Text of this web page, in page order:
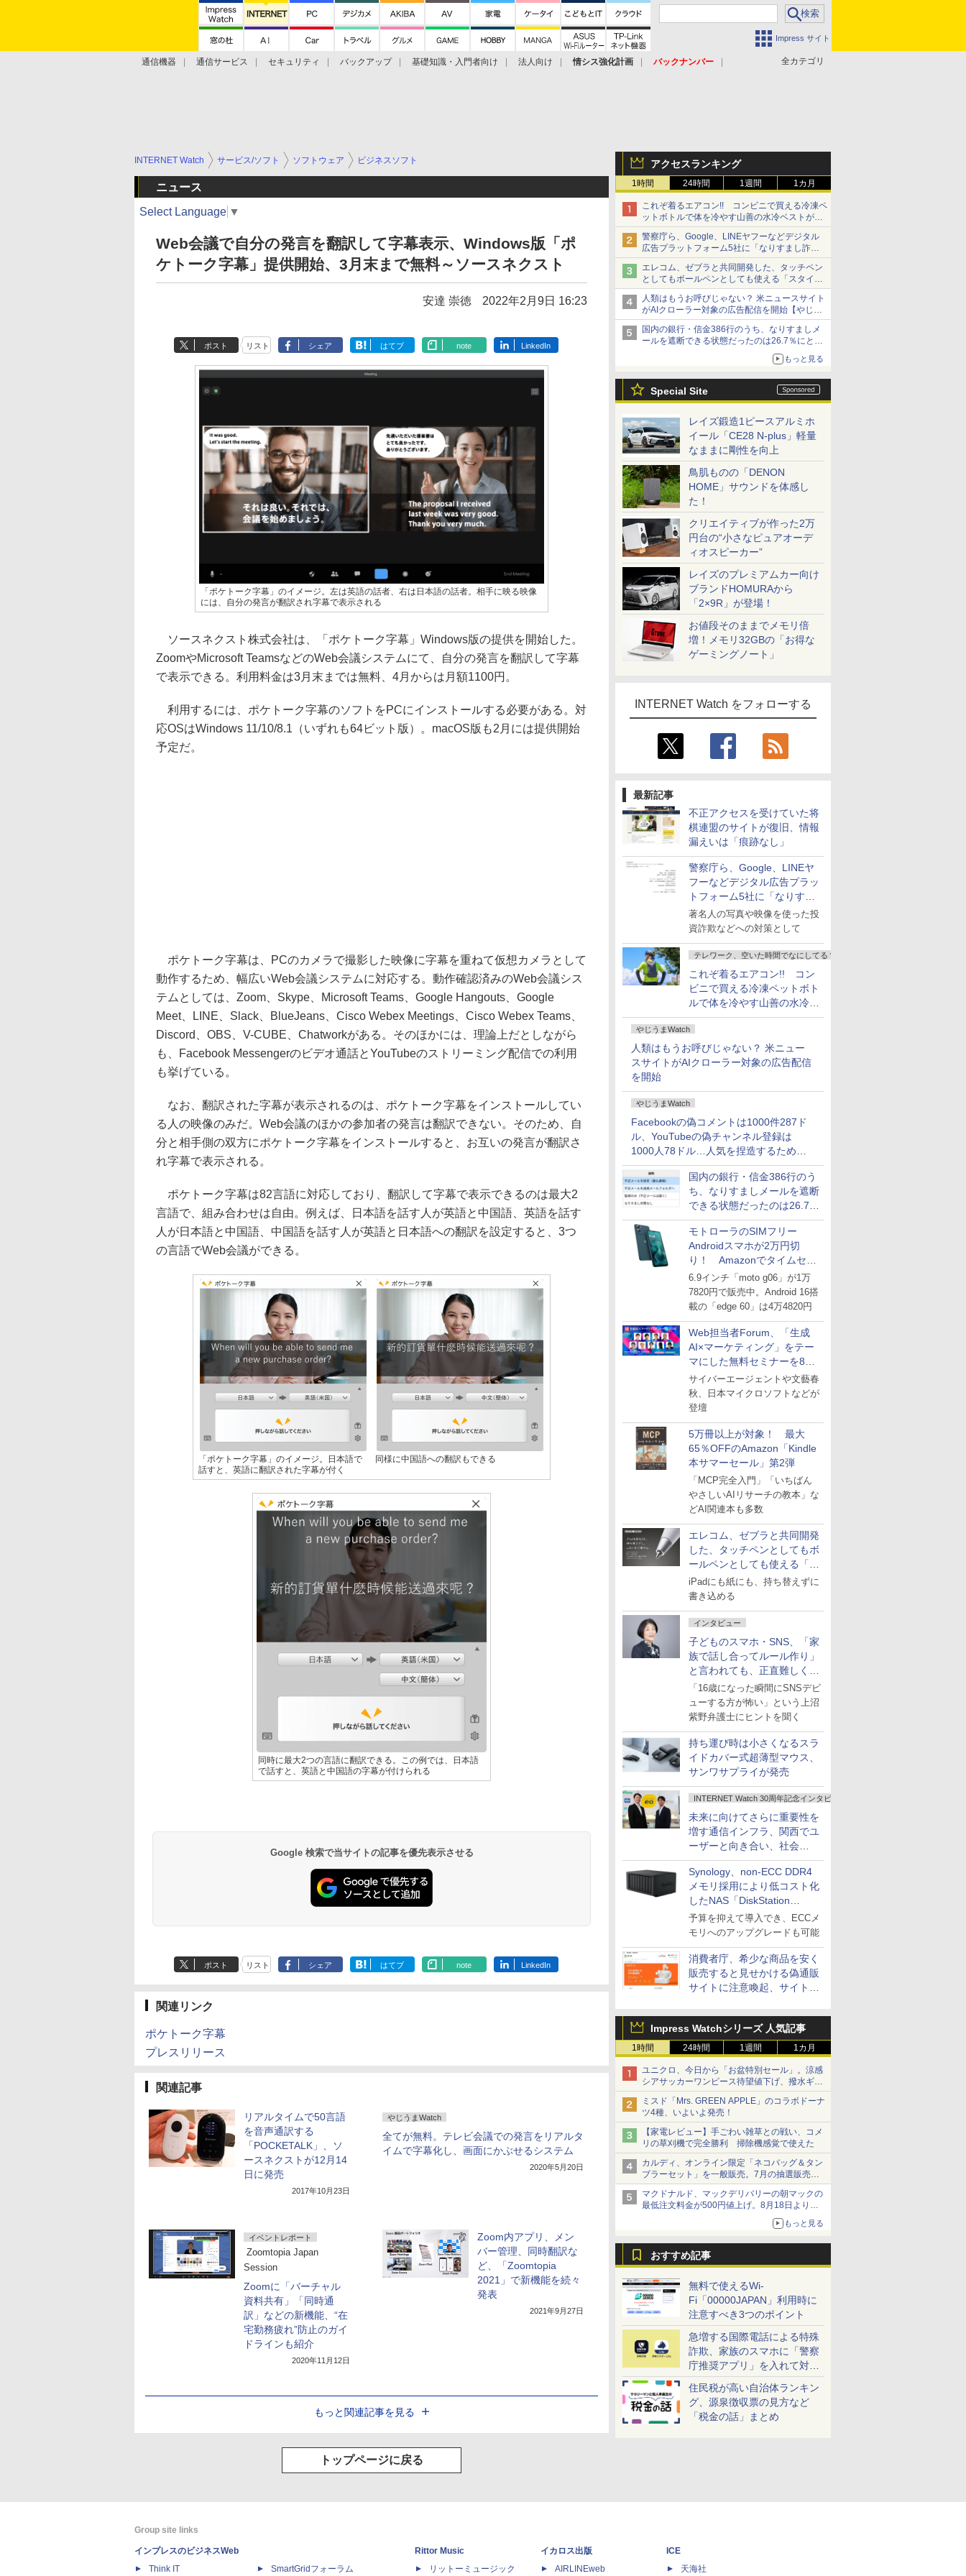
Impress サイト
全カテゴリ
通信機器 通信サービス セキュリティ バックアップ 基礎知識・入門者向け 法人向け 情シス強化計画
バックナンバー
アクセスランキング
1時間 24時間 1週間 1カ月
これぞ着るエアコン!! コンビニで買える冷凍ペ
ットボトルで体を冷やす山善の水冷ベストがロ
ードバイクにちょうどいい【ぼっち・ざ・ろー
ど！その14】【空いた時間でなにしてる？】
警察庁ら、Google、LINEヤフーなどデジタル
広告プラットフォーム5社に「なりすまし詐欺
広告」対策強化を要請 著名人の写真や映像を
使った投資詐欺などへの対策として
エレコム、ゼブラと共同開発した、タッチペン
としてもボールペンとしても使える「スタイラ
スツーウェイ」発売 iPadにも紙にも、持ち替
えずに書き込める
人類はもうお呼びじゃない？ 米ニュースサイト
がAIクローラー対象の広告配信を開始【やじう
まWatch】
国内の銀行・信金386行のうち、なりすましメ
ールを遮断できる状態だったのは26.7％にとど
まる～GMOブランドセキュリティ調査
もっと見る
Special Site
レイズ鍛造1ピースアルミホ
イール「CE28 N-plus」軽量
なままに剛性を向上
鳥肌ものの「DENON
HOME」サウンドを体感し
た！
クリエイティブが作った2万
円台の“小さなピュアオーデ
ィオスピーカー”
レイズのプレミアムカー向け
ブランドHOMURAから
「2×9R」が登場！
お値段そのままでメモリ倍
増！メモリ32GBの「お得な
ゲーミングノート」
INTERNET Watch をフォローする
最新記事
不正アクセスを受けていた将
棋連盟のサイトが復旧、情報
漏えいは「痕跡なし」
警察庁ら、Google、LINEヤ
フーなどデジタル広告プラッ
トフォーム5社に「なりすま
し詐欺広告」対策強化を要請
著名人の写真や映像を使った投
資詐欺などへの対策として
テレワーク、空いた時間でなにしてる？
これぞ着るエアコン!! コン
ビニで買える冷凍ペットボト
ルで体を冷やす山善の水冷ベ
ストがロードバイクにちょう
どいい【ぼっち・ざ・ろー
ど！その14】
やじうまWatch
人類はもうお呼びじゃない？ 米ニュー
スサイトがAIクローラー対象の広告配信
を開始
やじうまWatch
Facebookの偽コメントは1000件287ド
ル、YouTubeの偽チャンネル登録は
1000人78ドル…人気を捏造するための
価格リストが公開中
国内の銀行・信金386行のう
ち、なりすましメールを遮断
できる状態だったのは26.7％
にとどまる～GMOブランド
セキュリティ調査
モトローラのSIMフリー
Androidスマホが2万円切
り！ Amazonでタイムセー
ル
6.9インチ「moto g06」が1万
7820円で販売中。Android 16搭
載の「edge 60」は4万4820円
Web担当者Forum、「生成
AI×マーケティング」をテー
マにした無料セミナーを8月
27日にオンライン開催
サイバーエージェントや文藝春
秋、日本マイクロソフトなどが
登壇
5万冊以上が対象！ 最大
65％OFFのAmazon「Kindle
本サマーセール」第2弾
「MCP完全入門」「いちばん
やさしいAIリサーチの教本」な
どAI関連本も多数
エレコム、ゼブラと共同開発
した、タッチペンとしてもボ
ールペンとしても使える「ス
タイラスツーウェイ」発売
iPadにも紙にも、持ち替えずに
書き込める
インタビュー
子どものスマホ・SNS、「家
族で話し合ってルール作り」
と言われても、正直難しくな
いですか？
「16歳になった瞬間にSNSデビ
ューする方が怖い」という上沼
紫野弁護士にヒントを聞く
持ち運び時は小さくなるスラ
イドカバー式超薄型マウス、
サンワサプライが発売
INTERNET Watch 30周年記念インタビュー
未来に向けてさらに重要性を
増す通信インフラ、関西でユ
ーザーと向き合い、社会
の“あたらしい”を起動し続け
る～オプテージ
Synology、non-ECC DDR4
メモリ採用により低コスト化
したNAS「DiskStation
neo+」シリーズ
予算を抑えて導入でき、ECCメ
モリへのアップグレードも可能
消費者庁、希少な商品を安く
販売すると見せかける偽通販
サイトに注意喚起、サイト名
Impress Watchシリーズ 人気記事
1時間 24時間 1週間 1カ月
ユニクロ、今日から「お盆特別セール」。涼感
シアサッカーワンピース待望値下げ、撥水ギア
ショーツは1990円に
ミスド「Mrs. GREEN APPLE」のコラボドーナ
ツ4種、いよいよ発売！
【家電レビュー】手ごわい雑草との戦い、コメ
リの草刈機で完全勝利 掃除機感覚で使えた
カルディ、オンライン限定「ネコバッグ＆タン
ブラーセット」を一般販売。7月の抽選販売の
当選無効分
マクドナルド、マックデリバリーの朝マックの
最低注文料金が500円値上げ。8月18日より
もっと見る
おすすめ記事
無料で使えるWi-
Fi「00000JAPAN」利用時に
注意すべき3つのポイント
急増する国際電話による特殊
詐欺、家族のスマホに「警察
庁推奨アプリ」を入れて対策
しよう！
住民税が高い自治体ランキン
グ、源泉徴収票の見方など
「税金の話」まとめ
INTERNET Watch サービス/ソフト ソフトウェア ビジネスソフト
ニュース
Select Language ▼
Web会議で自分の発言を翻訳して字幕表示、Windows版「ポ
ケトーク字幕」提供開始、3月末まで無料～ソースネクスト
安達 崇徳 2022年2月9日 16:23
ポスト リスト シェア はてブ note LinkedIn
「ポケトーク字幕」のイメージ。左は英語の話者、右は日本語の話者。相手に映る映像
には、自分の発言が翻訳され字幕で表示される
ソースネクスト株式会社は、「ポケトーク字幕」Windows版の提供を開始した。
ZoomやMicrosoft TeamsなどのWeb会議システムにて、自分の発言を翻訳して字幕
で表示できる。利用料金は3月末までは無料、4月からは月額1100円。
利用するには、ポケトーク字幕のソフトをPCにインストールする必要がある。対
応OSはWindows 11/10/8.1（いずれも64ビット版）。macOS版も2月には提供開始
予定だ。
ポケトーク字幕は、PCのカメラで撮影した映像に字幕を重ねて仮想カメラとして
動作するため、幅広いWeb会議システムに対応する。動作確認済みのWeb会議シス
テムとしては、Zoom、Skype、Microsoft Teams、Google Hangouts、Google
Meet、LINE、Slack、BlueJeans、Cisco Webex Meetings、Cisco Webex Teams、
Discord、OBS、V-CUBE、Chatworkがある。そのほかには、理論上だとしながら
も、Facebook Messengerのビデオ通話とYouTubeのストリーミング配信での利用
も挙げている。
なお、翻訳された字幕が表示されるのは、ポケトーク字幕をインストールしてい
る人の映像のみだ。Web会議のほかの参加者の発言は翻訳できない。そのため、自
分と相手側の双方にポケトーク字幕をインストールすると、お互いの発言が翻訳さ
れ字幕で表示される。
ポケトーク字幕は82言語に対応しており、翻訳して字幕で表示できるのは最大2
言語で、組み合わせは自由。例えば、日本語を話す人が英語と中国語、英語を話す
人が日本語と中国語、中国語を話す人が英語と日本語への翻訳を設定すると、3つ
の言語でWeb会議ができる。
「ポケトーク字幕」のイメージ。日本語で
話すと、英語に翻訳された字幕が付く
同様に中国語への翻訳もできる
同時に最大2つの言語に翻訳できる。この例では、日本語
で話すと、英語と中国語の字幕が付けられる
Google 検索で当サイトの記事を優先表示させる
ポスト リスト シェア はてブ note LinkedIn
関連リンク
ポケトーク字幕
プレスリリース
関連記事
リアルタイムで50言語
を音声通訳する
「POCKETALK」、ソ
ースネクストが12月14
日に発売
2017年10月23日
やじうまWatch
全てが無料。テレビ会議での発言をリアルタ
イムで字幕化し、画面にかぶせるシステム
2020年5月20日
イベントレポート
Zoomtopia Japan
Session
Zoomに「バーチャル
資料共有」「同時通
訳」などの新機能、“在
宅勤務疲れ”防止のガイ
ドラインも紹介
2020年11月12日
Zoom内アプリ、メン
バー管理、同時翻訳な
ど、「Zoomtopia
2021」で新機能を続々
発表
2021年9月27日
もっと関連記事を見る
トップページに戻る
Group site links
インプレスのビジネスWeb
Think IT
SmartGridフォーラム
Rittor Music
リットーミュージック
イカロス出版
AIRLINEweb
ICE
天海社